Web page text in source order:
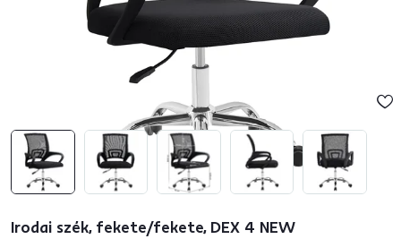
Irodai szék, fekete/fekete, DEX 4 NEW